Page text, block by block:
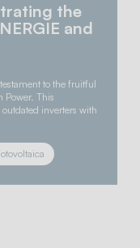
the
and
to the fruitful
Power. This
inverters with